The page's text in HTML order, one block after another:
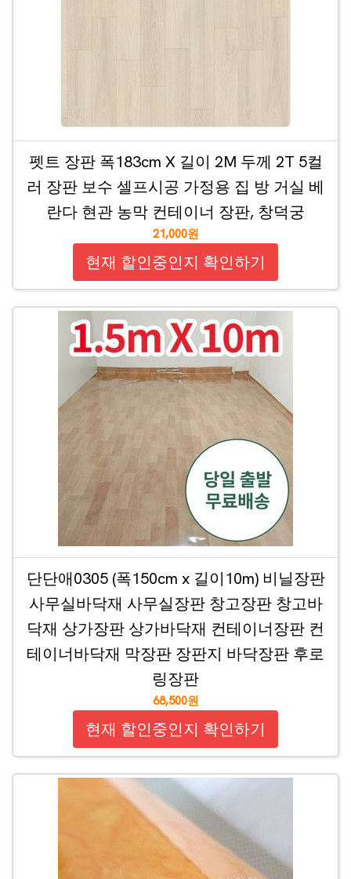
펫트 장판 폭183cm X 길이 2M 두께 2T 5컬
러 장판 보수 셀프시공 가정용 집 방 거실 베
란다 현관 농막 컨테이너 장판, 창덕궁
21,000원
현재 할인중인지 확인하기
단단애0305 (폭150cm x 길이10m) 비닐장판
사무실바닥재 사무실장판 창고장판 창고바
닥재 상가장판 상가바닥재 컨테이너장판 컨
테이너바닥재 막장판 장판지 바닥장판 후로
링장판
68,500원
현재 할인중인지 확인하기